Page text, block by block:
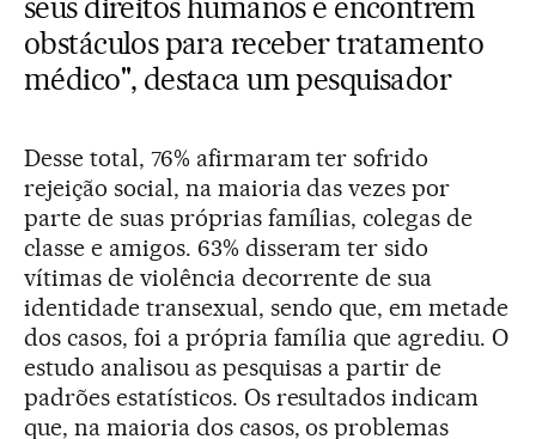
obstáculos para receber tratamento
médico", destaca um pesquisador
Desse total, 76% afirmaram ter sofrido
rejeição social, na maioria das vezes por
parte de suas próprias famílias, colegas de
classe e amigos. 63% disseram ter sido
vítimas de violência decorrente de sua
identidade transexual, sendo que, em metade
dos casos, foi a própria família que agrediu. O
estudo analisou as pesquisas a partir de
padrões estatísticos. Os resultados indicam
que, na maioria dos casos, os problemas